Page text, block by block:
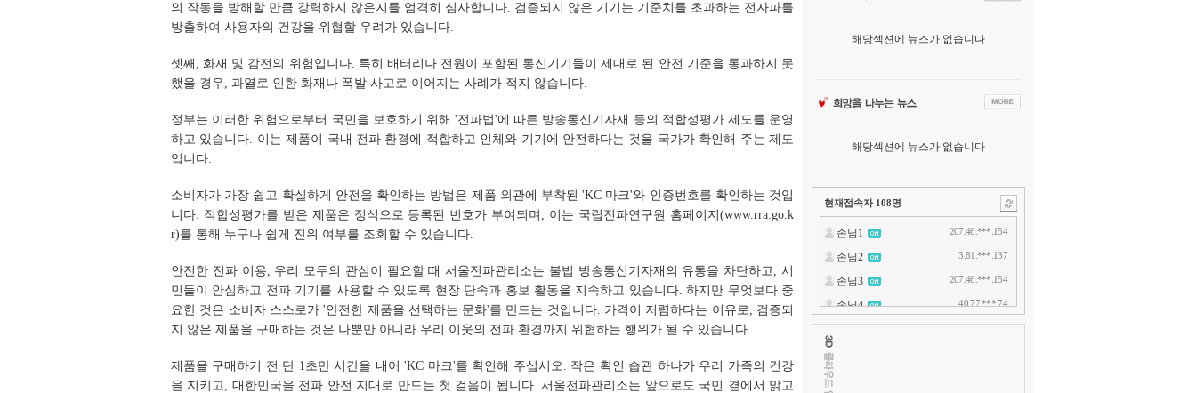
의 작동을 방해할 만큼 강력하지 않은지를 엄격히 심사합니다. 검증되지 않은 기기는 기준치를 초과하는 전자파를
방출하여 사용자의 건강을 위협할 우려가 있습니다.
셋째, 화재 및 감전의 위험입니다. 특히 배터리나 전원이 포함된 통신기기들이 제대로 된 안전 기준을 통과하지 못
했을 경우, 과열로 인한 화재나 폭발 사고로 이어지는 사례가 적지 않습니다.
정부는 이러한 위험으로부터 국민을 보호하기 위해 '전파법'에 따른 방송통신기자재 등의 적합성평가 제도를 운영
하고 있습니다. 이는 제품이 국내 전파 환경에 적합하고 인체와 기기에 안전하다는 것을 국가가 확인해 주는 제도
입니다.
소비자가 가장 쉽고 확실하게 안전을 확인하는 방법은 제품 외관에 부착된 'KC 마크'와 인증번호를 확인하는 것입
니다. 적합성평가를 받은 제품은 정식으로 등록된 번호가 부여되며, 이는 국립전파연구원 홈페이지(www.rra.go.k
r)를 통해 누구나 쉽게 진위 여부를 조회할 수 있습니다.
안전한 전파 이용, 우리 모두의 관심이 필요할 때 서울전파관리소는 불법 방송통신기자재의 유통을 차단하고, 시
민들이 안심하고 전파 기기를 사용할 수 있도록 현장 단속과 홍보 활동을 지속하고 있습니다. 하지만 무엇보다 중
요한 것은 소비자 스스로가 '안전한 제품을 선택하는 문화'를 만드는 것입니다. 가격이 저렴하다는 이유로, 검증되
지 않은 제품을 구매하는 것은 나뿐만 아니라 우리 이웃의 전파 환경까지 위협하는 행위가 될 수 있습니다.
제품을 구매하기 전 단 1초만 시간을 내어 'KC 마크'를 확인해 주십시오. 작은 확인 습관 하나가 우리 가족의 건강
을 지키고, 대한민국을 전파 안전 지대로 만드는 첫 걸음이 됩니다. 서울전파관리소는 앞으로도 국민 곁에서 맑고
해당섹션에 뉴스가 없습니다
해당섹션에 뉴스가 없습니다
현재접속자 108명